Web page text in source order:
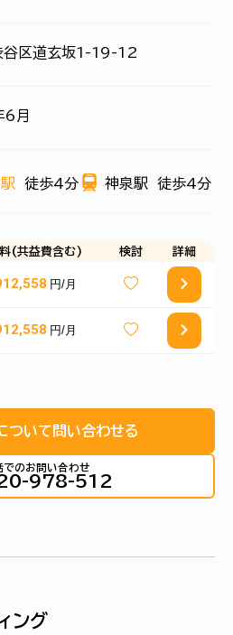
谷区道玄坂1-19-12
月
徒歩4分 神泉駅 徒歩4分
(共益費含む) 検討 詳細
円/月
円/月
ついて問い合わせる
でのお問い合わせ
978-512
ング